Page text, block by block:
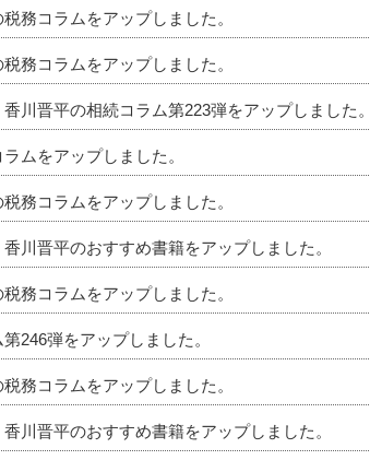
務コラムをアップしました。
務コラムをアップしました。
川晋平の相続コラム第223弾をアップしました。
ムをアップしました。
務コラムをアップしました。
川晋平のおすすめ書籍をアップしました。
務コラムをアップしました。
246弾をアップしました。
務コラムをアップしました。
川晋平のおすすめ書籍をアップしました。